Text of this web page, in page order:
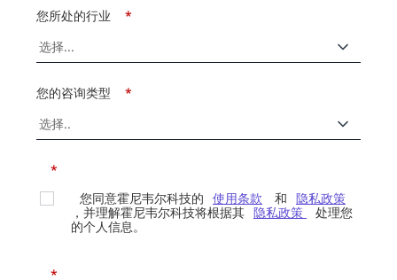
*
您所处的行业
*
您的咨询类型
*
您同意霍尼韦尔科技的 使用条款 和 隐私政策
，并理解霍尼韦尔科技将根据其 隐私政策
处理您
的个人信息。
*